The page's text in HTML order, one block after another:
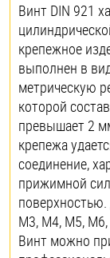
Винт DIN 921
крепежное
выполнен в
метрическую
которой
превышает 2
крепежа
соединение,
прижимной
М3, М4, М5, М6,
Винт можно